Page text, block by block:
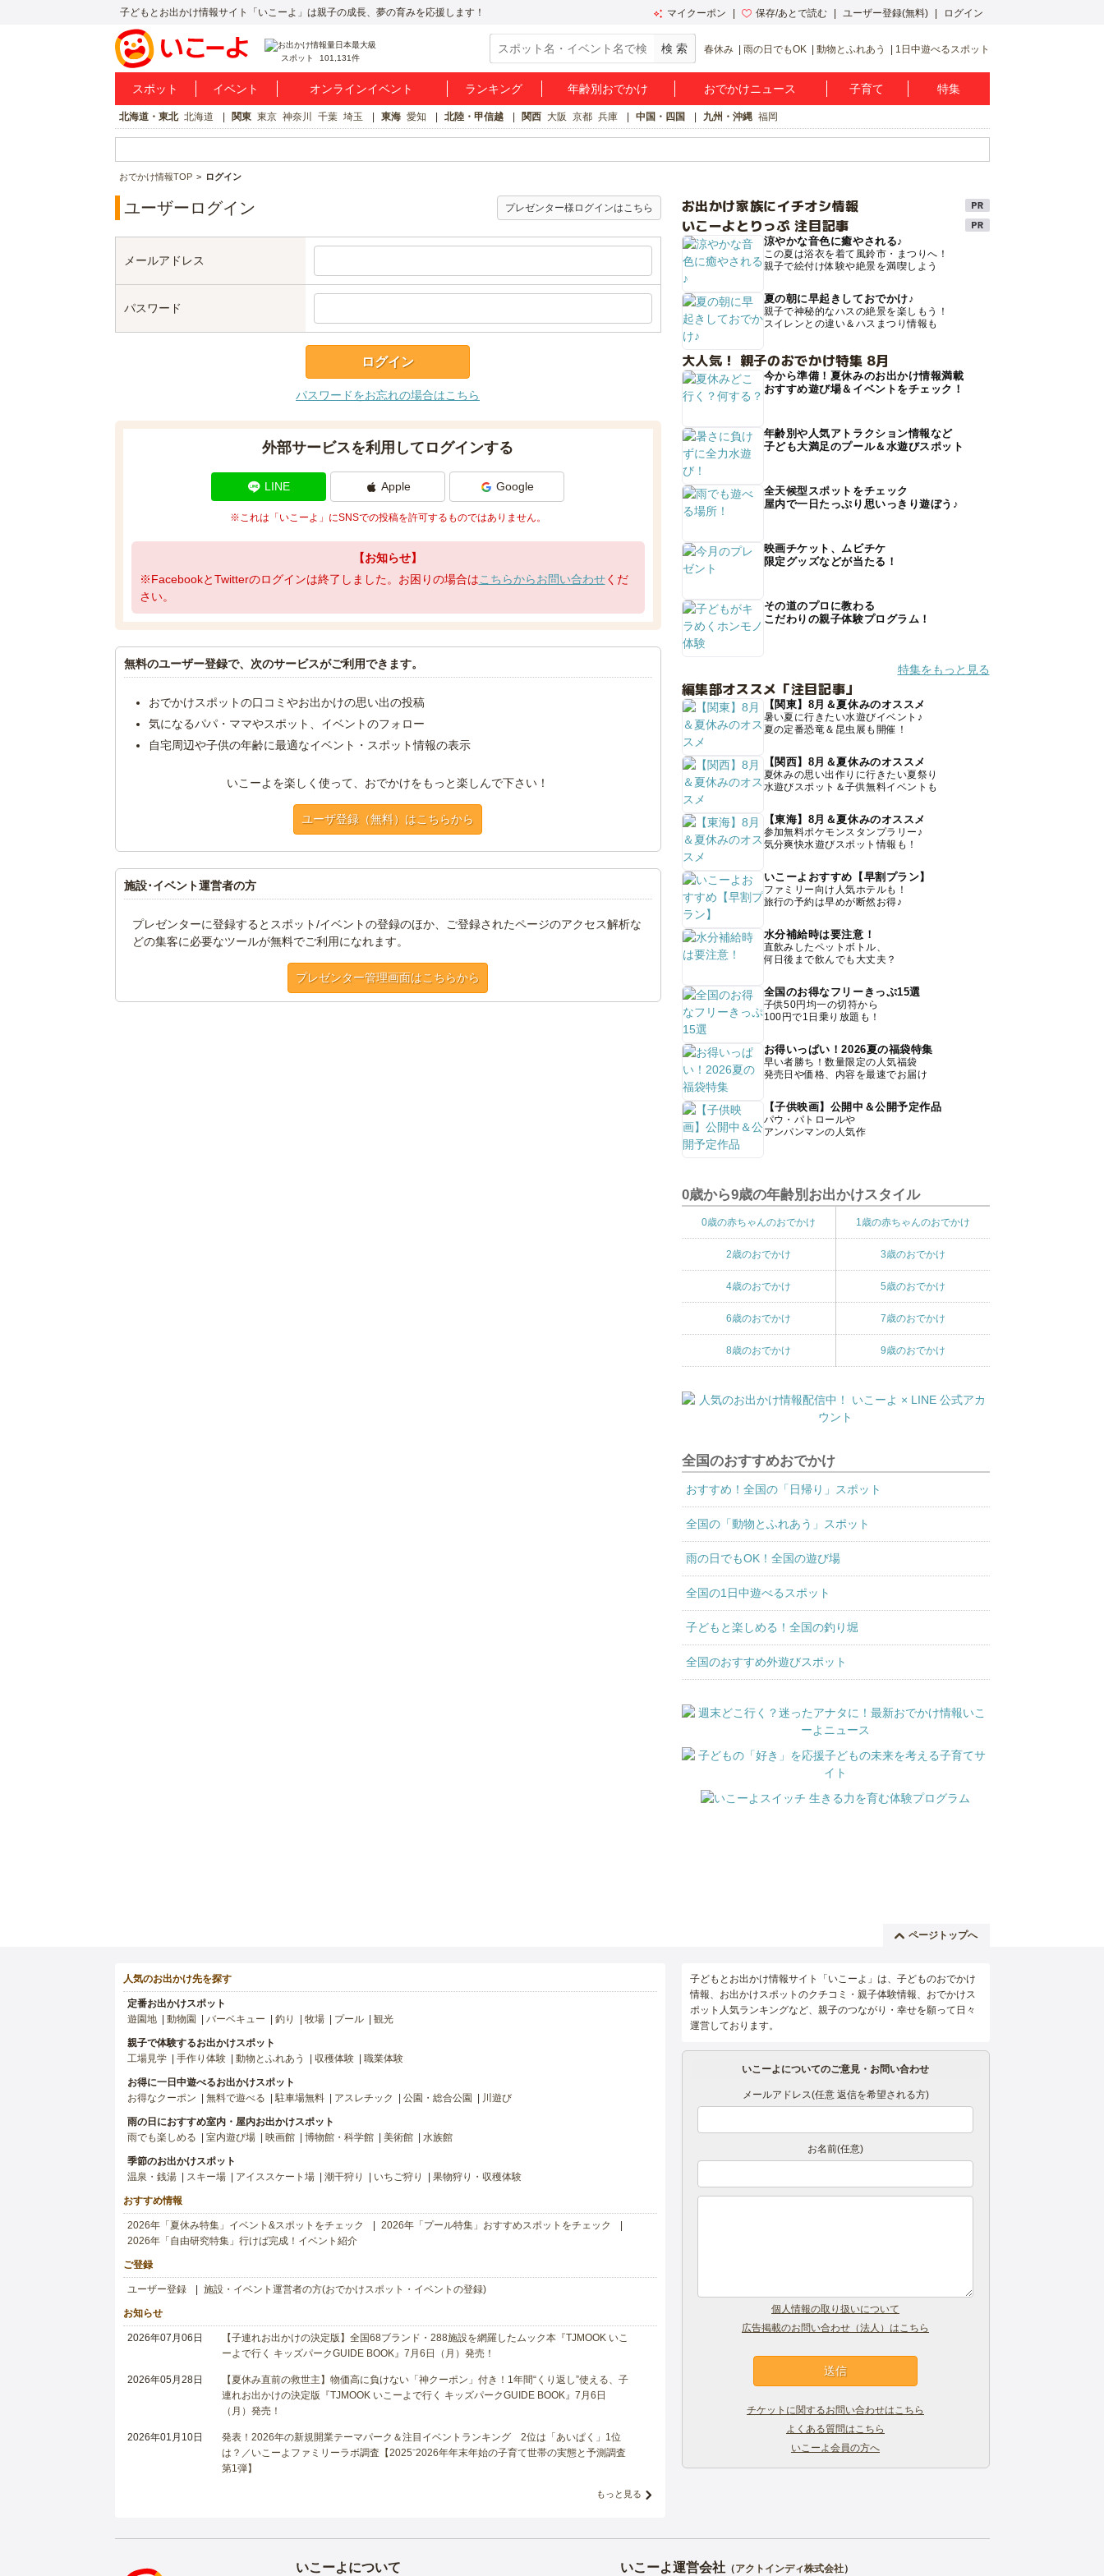
子どもとお出かけ情報サイト「いこーよ」は親子の成長、夢の育みを応援します！ マイクーポン 保存/あとで読む ユーザー登録(無料) ログイン
スポット 101,131件
春休み 雨の日でもOK 動物とふれあう 1日中遊べるスポット
スポット イベント オンラインイベント ランキング 年齢別おでかけ おでかけニュース 子育て 特集
北海道・東北 北海道 関東 東京 神奈川 千葉 埼玉 東海 愛知 北陸・甲信越 関西 大阪 京都 兵庫 中国・四国 九州・沖縄 福岡
おでかけ情報TOP ログイン
ユーザーログイン プレゼンター様ログインはこちら
メールアドレス
パスワード
パスワードをお忘れの場合はこちら
外部サービスを利用してログインする
LINE Apple Google
※これは「いこーよ」にSNSでの投稿を許可するものではありません。
【お知らせ】
※FacebookとTwitterのログインは終了しました。お困りの場合はこちらからお問い合わせくだ
さい。
無料のユーザー登録で、次のサービスがご利用できます。
おでかけスポットの口コミやお出かけの思い出の投稿
気になるパパ・ママやスポット、イベントのフォロー
自宅周辺や子供の年齢に最適なイベント・スポット情報の表示
いこーよを楽しく使って、おでかけをもっと楽しんで下さい！
ユーザ登録（無料）はこちらから
施設･イベント運営者の方
プレゼンターに登録するとスポット/イベントの登録のほか、ご登録されたページのアクセス解析な
どの集客に必要なツールが無料でご利用になれます。
プレゼンター管理画面はこちらから
お出かけ家族にイチオシ情報
いこーよとりっぷ 注目記事
涼やかな音色に癒やされる♪
この夏は浴衣を着て風鈴市・まつりへ！
親子で絵付け体験や絶景を満喫しよう
夏の朝に早起きしておでかけ♪
親子で神秘的なハスの絶景を楽しもう！
スイレンとの違い＆ハスまつり情報も
大人気！ 親子のおでかけ特集 8月
今から準備！夏休みのお出かけ情報満載
おすすめ遊び場＆イベントをチェック！
年齢別や人気アトラクション情報など
子ども大満足のプール＆水遊びスポット
全天候型スポットをチェック
屋内で一日たっぷり思いっきり遊ぼう♪
映画チケット、ムビチケ
限定グッズなどが当たる！
その道のプロに教わる
こだわりの親子体験プログラム！
特集をもっと見る
編集部オススメ「注目記事」
【関東】8月＆夏休みのオススメ
暑い夏に行きたい水遊びイベント♪
夏の定番恐竜＆昆虫展も開催！
【関西】8月＆夏休みのオススメ
夏休みの思い出作りに行きたい夏祭り
水遊びスポット＆子供無料イベントも
【東海】8月＆夏休みのオススメ
参加無料ポケモンスタンプラリー♪
気分爽快水遊びスポット情報も！
いこーよおすすめ【早割プラン】
ファミリー向け人気ホテルも！
旅行の予約は早めが断然お得♪
水分補給時は要注意！
直飲みしたペットボトル、
何日後まで飲んでも大丈夫？
全国のお得なフリーきっぷ15選
子供50円均一の切符から
100円で1日乗り放題も！
お得いっぱい！2026夏の福袋特集
早い者勝ち！数量限定の人気福袋
発売日や価格、内容を最速でお届け
【子供映画】公開中＆公開予定作品
パウ・パトロールや
アンパンマンの人気作
0歳から9歳の年齢別お出かけスタイル
0歳の赤ちゃんのおでかけ 1歳の赤ちゃんのおでかけ
2歳のおでかけ 3歳のおでかけ
4歳のおでかけ 5歳のおでかけ
6歳のおでかけ 7歳のおでかけ
8歳のおでかけ 9歳のおでかけ
全国のおすすめおでかけ
おすすめ！全国の「日帰り」スポット
全国の「動物とふれあう」スポット
雨の日でもOK！全国の遊び場
全国の1日中遊べるスポット
子どもと楽しめる！全国の釣り堀
全国のおすすめ外遊びスポット
ページトップへ
人気のお出かけ先を探す
定番お出かけスポット
遊園地
動物園 バーベキュー 釣り 牧場 プール 観光
親子で体験するお出かけスポット
工場見学
手作り体験 動物とふれあう 収穫体験 職業体験
お得に一日中遊べるお出かけスポット
お得なクーポン
無料で遊べる 駐車場無料 アスレチック 公園・総合公園 川遊び
雨の日におすすめ室内・屋内お出かけスポット
雨でも楽しめる
室内遊び場 映画館 博物館・科学館 美術館 水族館
季節のお出かけスポット
温泉・銭湯
スキー場 アイススケート場 潮干狩り いちご狩り 果物狩り・収穫体験
おすすめ情報
2026年「夏休み特集」イベント&スポットをチェック
2026年「プール特集」おすすめスポットをチェック
2026年「自由研究特集」行けば完成！イベント紹介
ご登録
ユーザー登録 施設・イベント運営者の方(おでかけスポット・イベントの登録)
お知らせ
2026年07月06日
【子連れお出かけの決定版】全国68ブランド・288施設を網羅したムック本『TJMOOK いこ
ーよで行く キッズパークGUIDE BOOK』7月6日（月）発売！
2026年05月28日
【夏休み直前の救世主】物価高に負けない「神クーポン」付き！1年間“くり返し”使える、子
連れお出かけの決定版『TJMOOK いこーよで行く キッズパークGUIDE BOOK』7月6日
（月）発売！
2026年01月10日
発表！2026年の新規開業テーマパーク＆注目イベントランキング 2位は「あいぱく」1位
は？／いこーよファミリーラボ調査【2025⁻2026年年末年始の子育て世帯の実態と予測調査
第1弾】
もっと見る
子どもとお出かけ情報サイト「いこーよ」は、子どものおでかけ
情報、お出かけスポットのクチコミ・親子体験情報、おでかけス
ポット人気ランキングなど、親子のつながり・幸せを願って日々
運営しております。
いこーよについてのご意見・お問い合わせ
メールアドレス(任意 返信を希望される方)
お名前(任意)
個人情報の取り扱いについて
広告掲載のお問い合わせ（法人）はこちら
チケットに関するお問い合わせはこちら
よくある質問はこちら
いこーよ会員の方へ
いこーよについて いこーよ運営会社（アクトインディ株式会社）